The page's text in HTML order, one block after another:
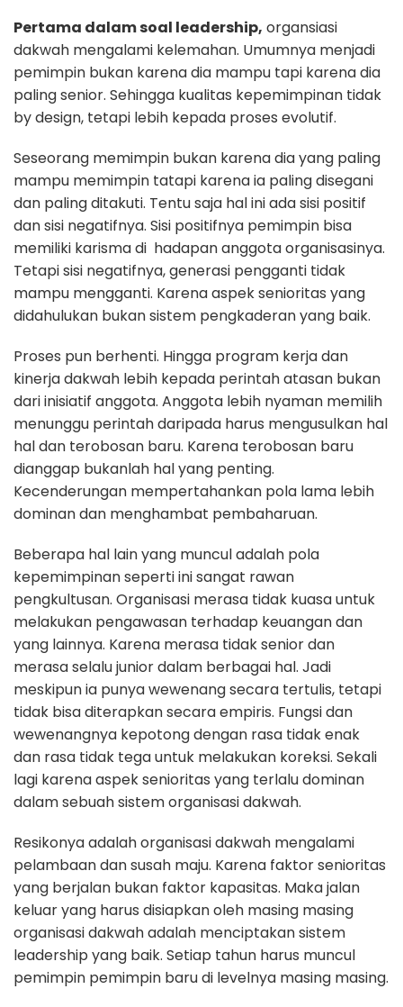
Pertama dalam soal leadership, organsiasi
dakwah mengalami kelemahan. Umumnya menjadi
pemimpin bukan karena dia mampu tapi karena dia
paling senior. Sehingga kualitas kepemimpinan tidak
by design, tetapi lebih kepada proses evolutif.
Seseorang memimpin bukan karena dia yang paling
mampu memimpin tatapi karena ia paling disegani
dan paling ditakuti. Tentu saja hal ini ada sisi positif
dan sisi negatifnya. Sisi positifnya pemimpin bisa
memiliki karisma di hadapan anggota organisasinya.
Tetapi sisi negatifnya, generasi pengganti tidak
mampu mengganti. Karena aspek senioritas yang
didahulukan bukan sistem pengkaderan yang baik.
Proses pun berhenti. Hingga program kerja dan
kinerja dakwah lebih kepada perintah atasan bukan
dari inisiatif anggota. Anggota lebih nyaman memilih
menunggu perintah daripada harus mengusulkan hal
hal dan terobosan baru. Karena terobosan baru
dianggap bukanlah hal yang penting.
Kecenderungan mempertahankan pola lama lebih
dominan dan menghambat pembaharuan.
Beberapa hal lain yang muncul adalah pola
kepemimpinan seperti ini sangat rawan
pengkultusan. Organisasi merasa tidak kuasa untuk
melakukan pengawasan terhadap keuangan dan
yang lainnya. Karena merasa tidak senior dan
merasa selalu junior dalam berbagai hal. Jadi
meskipun ia punya wewenang secara tertulis, tetapi
tidak bisa diterapkan secara empiris. Fungsi dan
wewenangnya kepotong dengan rasa tidak enak
dan rasa tidak tega untuk melakukan koreksi. Sekali
lagi karena aspek senioritas yang terlalu dominan
dalam sebuah sistem organisasi dakwah.
Resikonya adalah organisasi dakwah mengalami
pelambaan dan susah maju. Karena faktor senioritas
yang berjalan bukan faktor kapasitas. Maka jalan
keluar yang harus disiapkan oleh masing masing
organisasi dakwah adalah menciptakan sistem
leadership yang baik. Setiap tahun harus muncul
pemimpin pemimpin baru di levelnya masing masing.